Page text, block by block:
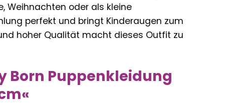
Weihnachten oder als kleine
perfekt und bringt Kinderaugen zum
hoher Qualität macht dieses Outfit zu
Born Puppenkleidung